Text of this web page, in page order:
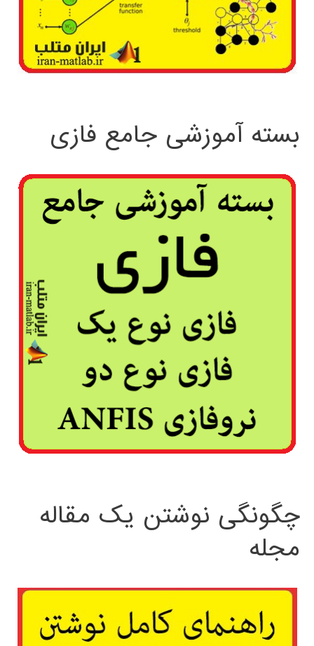
بسته آموزشی جامع فازی
چگونگی نوشتن یک مقاله
مجله